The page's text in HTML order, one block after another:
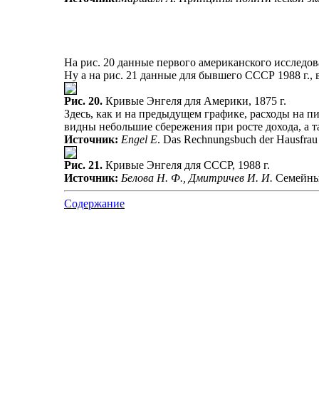
На рис. 20 данные первого американского
Ну а на рис. 21 данные для бывшего СССР 1988 г.,
Рис. 20. Кривые Энгеля для Америки, 1875 г.
Здесь, как и на предыдущем графике, расходы на
видны небольшие сбережения при росте дохода, а
Источник: Engel Е. Das Rechnungsbuch der
Рис. 21. Кривые Энгеля для CCCР, 1988 г.
Источник: Белова Н. Ф., Дмитричев И. И.
Содержание